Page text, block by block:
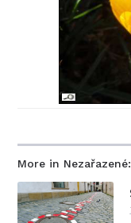
More in Nezařazené: